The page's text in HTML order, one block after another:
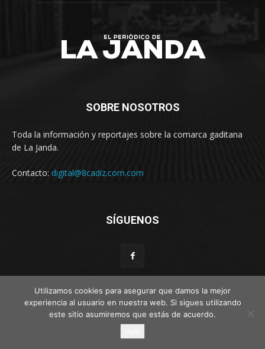
SOBRE NOSOTROS
Toda la información y reportajes sobre la comarca gaditana
de La Janda.
Contacto: digital@8cadiz.com.com
SÍGUENOS
© Web por Estímulo kreativo
Advertisement
Utilizamos cookies para asegurar que damos la mejor
experiencia al usuario en nuestra web. Si sigues utilizando
este sitio asumiremos que estás de acuerdo.